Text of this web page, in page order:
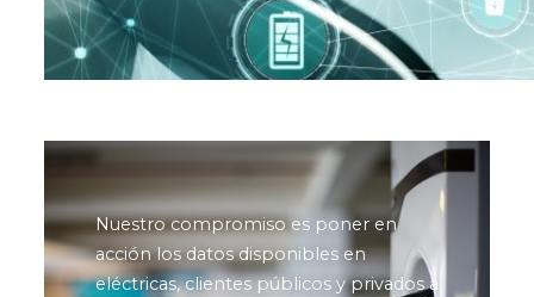
Nuestro compromiso es poner en
acción los datos disponibles en
eléctricas, clientes públicos y privados a